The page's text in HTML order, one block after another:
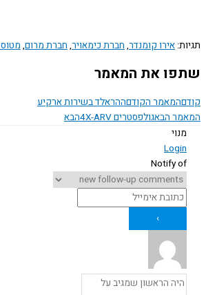
אירו קומנדר,חברת כימאויר,חברת מרום,מטוס ריסוס
את המאמר
המאמר הקודםההראלד בשירות ארקיע
הבאגולפסטרים 4X-ARV
הבא
Notify